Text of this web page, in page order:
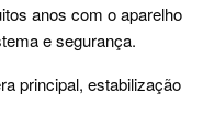
anos com o aparelho
e segurança.
principal, estabilização